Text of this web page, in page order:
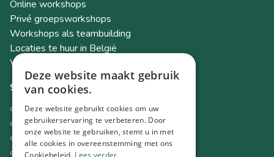
Online workshops
Privé groepsworkshops
Workshops als teambuilding
Locaties te huur in België
Workshop Academy
Socials
Instagram
Facebook
TikTok
LinkedIn
Deze website maakt gebruik
van cookies.
Deze website gebruikt cookies om uw
gebruikerservaring te verbeteren. Door
onze website te gebruiken, stemt u in met
alle cookies in overeenstemming met ons
Cookiebeleid. Lees verder